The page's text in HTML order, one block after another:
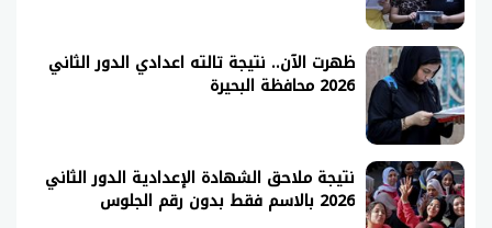
ظهرت الآن.. نتيجة تالته اعدادي الدور الثاني
2026 محافظة البحيرة
نتيجة ملاحق الشهادة الإعدادية الدور الثاني
2026 بالاسم فقط بدون رقم الجلوس